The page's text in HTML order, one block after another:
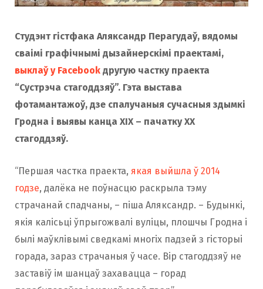
k a
Студэнт гістфака Аляксандр Перагудаў, вядомы
сваімі графічнымі дызайнерскімі праектамі,
выклаў у Facebook другую частку праекта
“Сустрэча стагоддзяў”. Гэта выстава
фотамантажоў, дзе спалучаныя сучасныя здымкі
Гродна і выявы канца XIX – пачатку XX
стагоддзяў.
“Першая частка праекта, якая выйшла ў 2014
годзе, далёка не поўнасцю раскрыла тэму
страчанай спадчаны, – піша Аляксандр. – Будынкі,
якія калісьці ўпрыгожвалі вуліцы, плошчы Гродна і
былі маўклівымі сведкамі многіх падзей з гісторыі
горада, зараз страчаныя ў часе. Вір стагоддзяў не
заставіў ім шанцаў захавацца – горад